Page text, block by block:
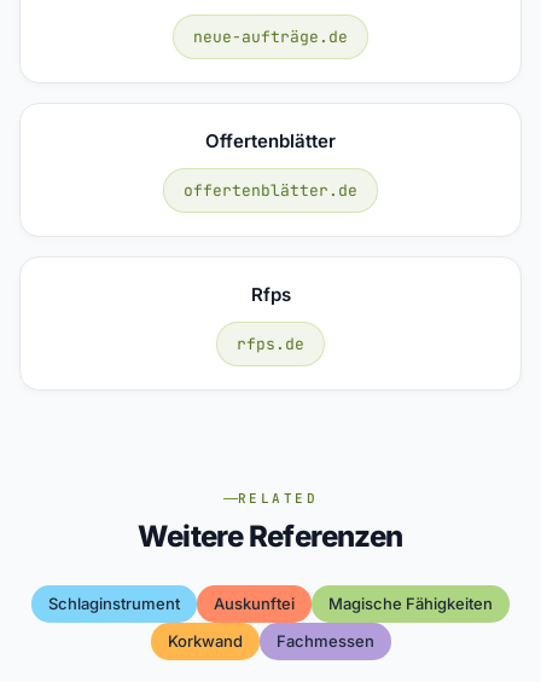
neue-aufträge.de
Offertenblätter
offertenblätter.de
Rfps
rfps.de
RELATED
Weitere Referenzen
Schlaginstrument Auskunftei
Magische Fähigkeiten
Korkwand
Fachmessen